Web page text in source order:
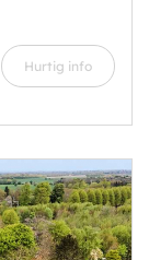
Hurtig info